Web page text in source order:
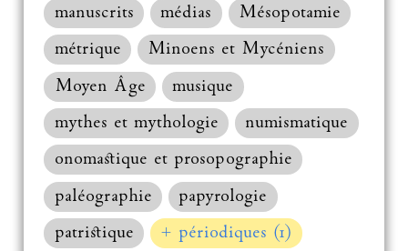
manuscrits
médias
Mésopotamie
métrique
Minoens et Mycéniens
Moyen Âge
musique
mythes et mythologie
numismatique
onomastique et prosopographie
paléographie
papyrologie
patristique
+ périodiques (1)